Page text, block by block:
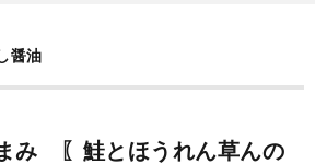
醤油
み 〖鮭とほうれん草んの